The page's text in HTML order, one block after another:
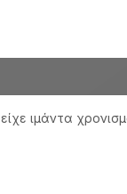
ιμάντα